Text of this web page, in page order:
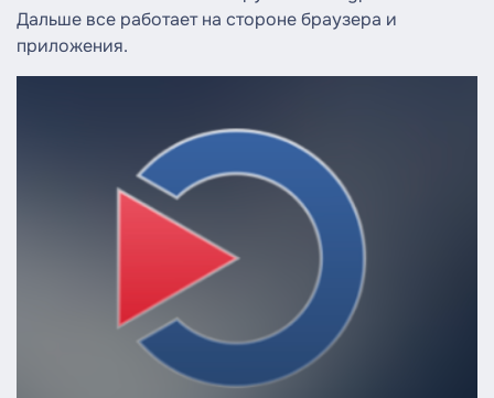
Дальше все работает на стороне браузера и
приложения.